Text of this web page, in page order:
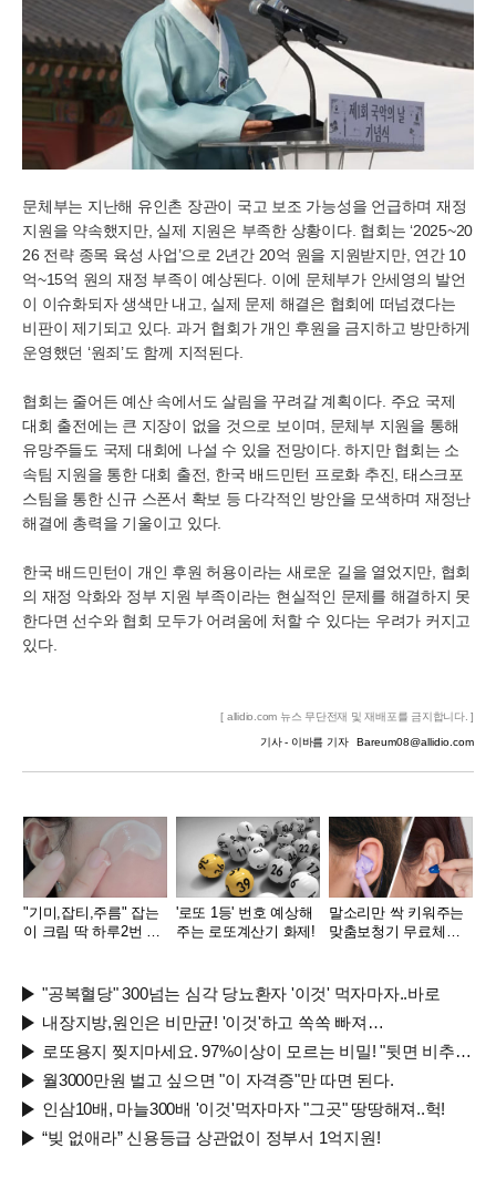
문체부는 지난해 유인촌 장관이 국고 보조 가능성을 언급하며 재정
지원을 약속했지만, 실제 지원은 부족한 상황이다. 협회는 ‘2025~20
26 전략 종목 육성 사업’으로 2년간 20억 원을 지원받지만, 연간 10
억~15억 원의 재정 부족이 예상된다. 이에 문체부가 안세영의 발언
이 이슈화되자 생색만 내고, 실제 문제 해결은 협회에 떠넘겼다는
비판이 제기되고 있다. 과거 협회가 개인 후원을 금지하고 방만하게
운영했던 ‘원죄’도 함께 지적된다.
협회는 줄어든 예산 속에서도 살림을 꾸려갈 계획이다. 주요 국제
대회 출전에는 큰 지장이 없을 것으로 보이며, 문체부 지원을 통해
유망주들도 국제 대회에 나설 수 있을 전망이다. 하지만 협회는 소
속팀 지원을 통한 대회 출전, 한국 배드민턴 프로화 추진, 태스크포
스팀을 통한 신규 스폰서 확보 등 다각적인 방안을 모색하며 재정난
해결에 총력을 기울이고 있다.
한국 배드민턴이 개인 후원 허용이라는 새로운 길을 열었지만, 협회
의 재정 악화와 정부 지원 부족이라는 현실적인 문제를 해결하지 못
한다면 선수와 협회 모두가 어려움에 처할 수 있다는 우려가 커지고
있다.
[ allidio.com 뉴스 무단전재 및 재배포를 금지합니다. ]
기사 - 이바름 기자 Bareum08@allidio.com
"기미,잡티,주름" 잡는
이 크림 딱 하루2번 발
'로또 1등' 번호 예상해
주는 로또계산기 화제!
말소리만 싹 키워주는
맞춤보청기 무료체험
"공복혈당" 300넘는 심각 당뇨환자 '이것' 먹자마자..바로
내장지방,원인은 비만균! '이것'하고 쏙쏙 빠져…
로또용지 찢지마세요. 97%이상이 모르는 비밀! "뒷면 비추면 번호 보인다!?"
월3000만원 벌고 싶으면 "이 자격증"만 따면 된다.
인삼10배, 마늘300배 '이것'먹자마자 "그곳" 땅땅해져..헉!
“빚 없애라” 신용등급 상관없이 정부서 1억지원!